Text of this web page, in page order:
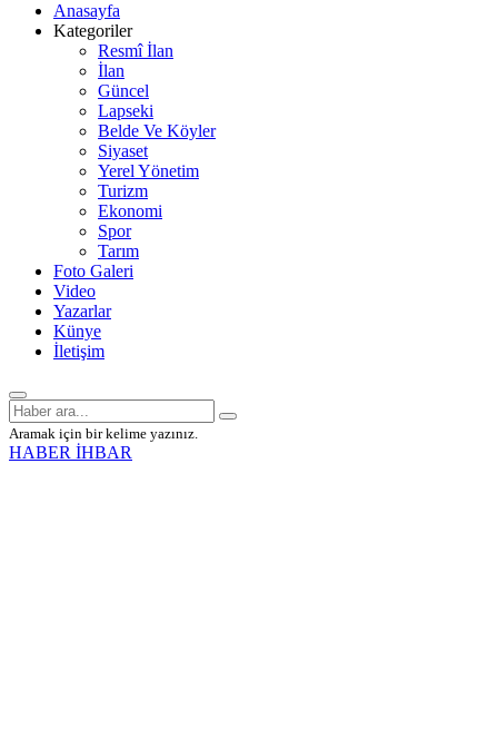
Anasayfa
Kategoriler
Resmî İlan
İlan
Güncel
Lapseki
Belde Ve Köyler
Siyaset
Yerel Yönetim
Turizm
Ekonomi
Spor
Tarım
Foto Galeri
Video
Yazarlar
Künye
İletişim
Aramak için bir kelime yazınız.
HABER İHBAR